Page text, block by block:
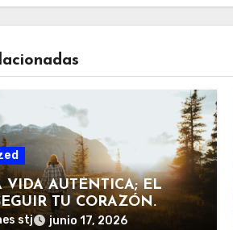
VIDA AUTÉNTICA; EL
TU CORAZÓN.
stj junio 17, 2026